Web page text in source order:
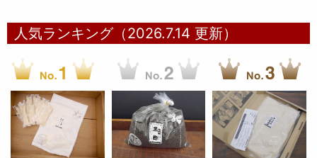
人気ランキング（2026.7.14 更新）